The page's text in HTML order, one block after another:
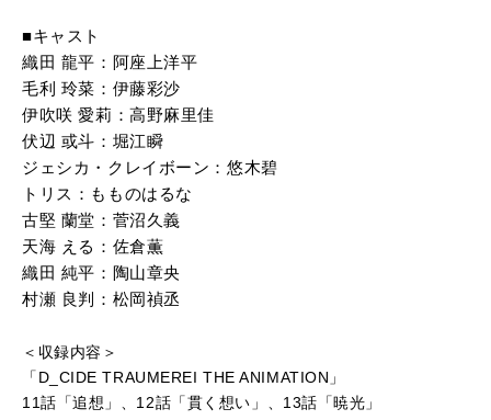
■キャスト
織田 龍平：阿座上洋平
毛利 玲菜：伊藤彩沙
伊吹咲 愛莉：高野麻里佳
伏辺 或斗：堀江瞬
ジェシカ・クレイボーン：悠木碧
トリス：もものはるな
古堅 蘭堂：菅沼久義
天海 える：佐倉薫
織田 純平：陶山章央
村瀬 良判：松岡禎丞
＜収録内容＞
「D_CIDE TRAUMEREI THE ANIMATION」
11話「追想」、12話「貫く想い」、13話「暁光」